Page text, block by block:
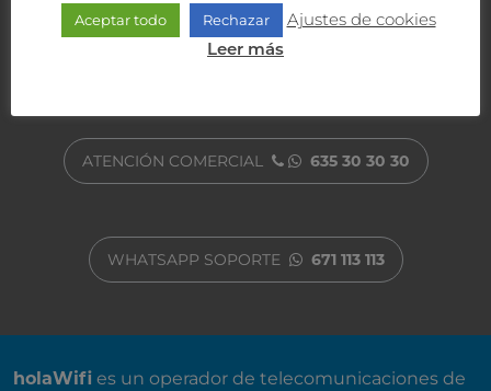
ATENCIÓN AL CLIENTE
ATENCIÓN COMERCIAL 635 30 30 30
WHATSAPP SOPORTE 671 113 113
holaWifi es un operador de telecomunicaciones de
Aceptar todo Rechazar Ajustes de cookies
Leer más